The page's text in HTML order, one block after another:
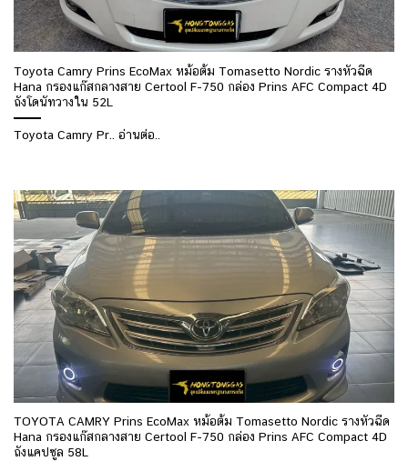
Toyota Camry Prins EcoMax หม้อต้ม Tomasetto Nordic รางหัวฉีด
Hana กรองแก๊สกลางสาย Certool F-750 กล่อง Prins AFC Compact 4D
ถังโดนัทวางใน 52L
Toyota Camry Pr.. อ่านต่อ..
TOYOTA CAMRY Prins EcoMax หม้อต้ม Tomasetto Nordic รางหัวฉีด
Hana กรองแก๊สกลางสาย Certool F-750 กล่อง Prins AFC Compact 4D
ถังแคปซูล 58L